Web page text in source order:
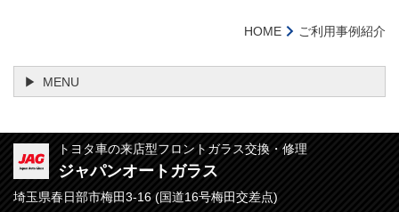
HOME ご利用事例紹介
MENU
トヨタ車の来店型フロントガラス交換・修理
ジャパンオートガラス
埼玉県春日部市梅田3-16 (国道16号梅田交差点)